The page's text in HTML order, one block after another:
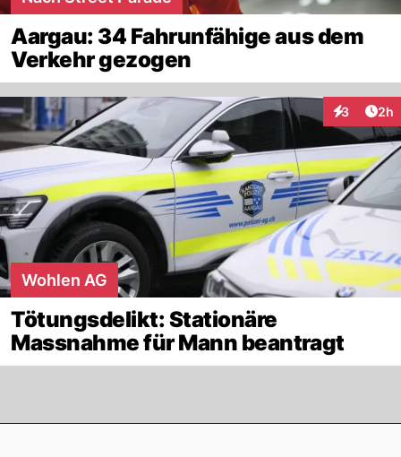
Aargau: 34 Fahrunfähige aus dem
Verkehr gezogen
3 2h
Wohlen AG
Tötungsdelikt: Stationäre
Massnahme für Mann beantragt